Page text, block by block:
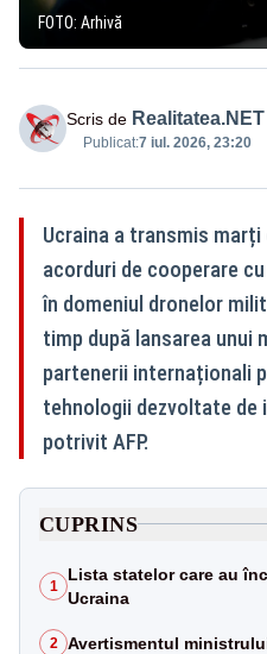
FOTO: Arhivă
Scris de Realitatea.NET
Publicat:7 iul. 2026, 23:20
Ucraina a transmis
acorduri de cooperare
în domeniul dronelor
timp după lansarea unui
partenerii internaționali
tehnologii dezvoltate de
potrivit AFP.
CUPRINS
1
Lista statelor care au
Ucraina
2 Avertismentul